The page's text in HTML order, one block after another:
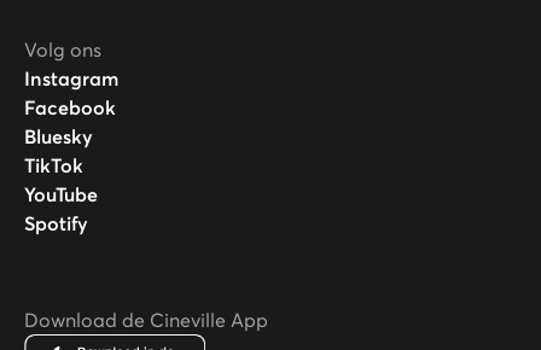
Volg ons
Instagram
Facebook
Bluesky
TikTok
YouTube
Spotify
Download de Cineville App